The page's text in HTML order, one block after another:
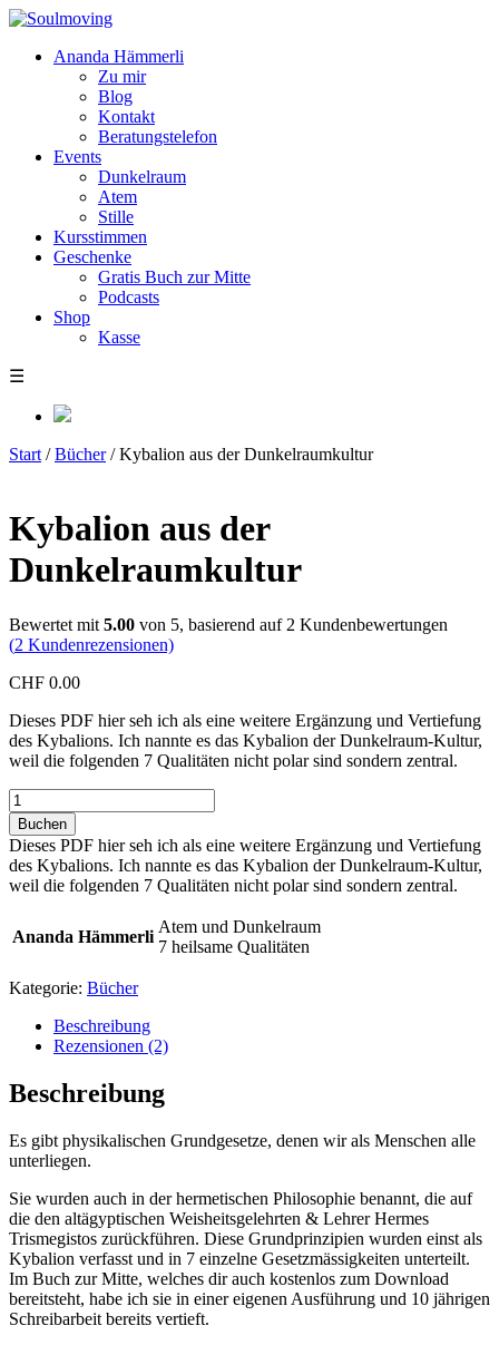
Ananda Hämmerli
Zu mir
Blog
Kontakt
Beratungstelefon
Events
Dunkelraum
Atem
Stille
Kursstimmen
Geschenke
Gratis Buch zur Mitte
Podcasts
Shop
Kasse
☰
Start /Bücher/ Kybalion aus der Dunkelraumkultur
Kybalion aus der
Dunkelraumkultur
Bewertet mit 5.00 von 5, basierend auf 2 Kundenbewertungen
(2 Kundenrezensionen)
CHF 0.00
Dieses PDF hier seh ich als eine weitere Ergänzung und Vertiefung
des Kybalions. Ich nannte es das Kybalion der Dunkelraum-Kultur,
weil die folgenden 7 Qualitäten nicht polar sind sondern zentral.
Kybalion
aus
der
Dunkelraumkultur
Menge
Buchen
Dieses PDF hier seh ich als eine weitere Ergänzung und Vertiefung
des Kybalions. Ich nannte es das Kybalion der Dunkelraum-Kultur,
weil die folgenden 7 Qualitäten nicht polar sind sondern zentral.
Ananda Hämmerli
Atem und Dunkelraum
7 heilsame Qualitäten
Kategorie: Bücher
Beschreibung
Rezensionen (2)
Beschreibung
Es gibt physikalischen Grundgesetze, denen wir als Menschen alle
unterliegen.
Sie wurden auch in der hermetischen Philosophie benannt, die auf
die den altägyptischen Weisheitsgelehrten & Lehrer Hermes
Trismegistos zurückführen. Diese Grundprinzipien wurden einst als
Kybalion verfasst und in 7 einzelne Gesetzmässigkeiten unterteilt.
Im Buch zur Mitte, welches dir auch kostenlos zum Download
bereitsteht, habe ich sie in einer eigenen Ausführung und 10 jährigen
Schreibarbeit bereits vertieft.